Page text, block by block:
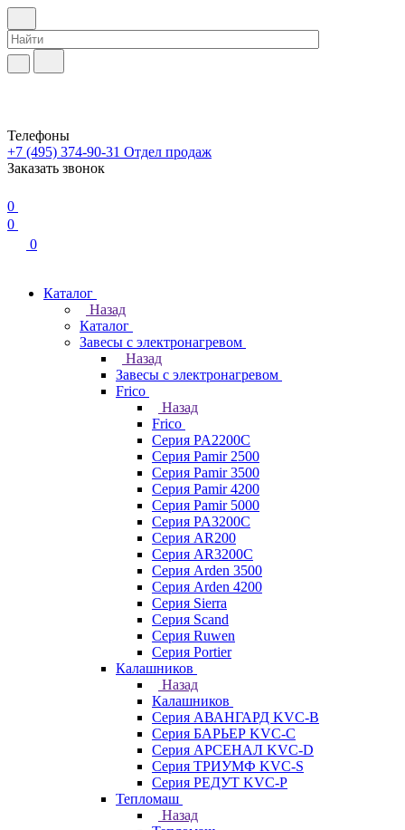
Телефоны
+7 (495) 374-90-31 Отдел продаж
Заказать звонок
0
0
0
Каталог
Назад
Каталог
Завесы с электронагревом
Назад
Завесы с электронагревом
Frico
Назад
Frico
Серия PA2200C
Серия Pamir 2500
Серия Pamir 3500
Серия Pamir 4200
Серия Pamir 5000
Серия PA3200C
Серия AR200
Серия AR3200C
Серия Arden 3500
Серия Arden 4200
Серия Sierra
Серия Scand
Серия Ruwen
Серия Portier
Калашников
Назад
Калашников
Серия АВАНГАРД KVC-B
Серия БАРЬЕР KVC-C
Серия АРСЕНАЛ KVC-D
Серия ТРИУМФ KVC-S
Серия РЕДУТ KVC-P
Тепломаш
Назад